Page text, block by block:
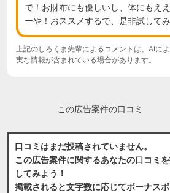
で！お財布にも優しいし、体にもえ
ーや！おススメするで、是非試して
上記のしろくま先輩によるコメントは、AIに
実な情報が含まれている場合があります。
この広告案件の口コミ
口コミはまだ投稿されていません。
この広告案件に関するあなたの口コミ
してみよう！
掲載されると文字数に応じてボーナス